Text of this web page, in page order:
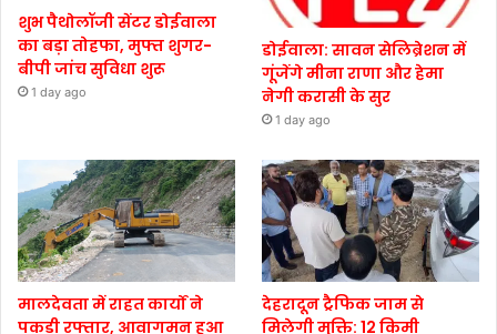
शुभ पैथोलॉजी सेंटर डोईवाला
का बड़ा तोहफा, मुफ्त शुगर-
बीपी जांच सुविधा शुरू
1 day ago
डोईवाला: सावन सेलिब्रेशन में
गूंजेंगे मीना राणा और हेमा
नेगी करासी के सुर
1 day ago
मालदेवता में राहत कार्यों ने
पकड़ी रफ्तार, आवागमन हुआ
देहरादून ट्रैफिक जाम से
मिलेगी मुक्ति: 12 किमी